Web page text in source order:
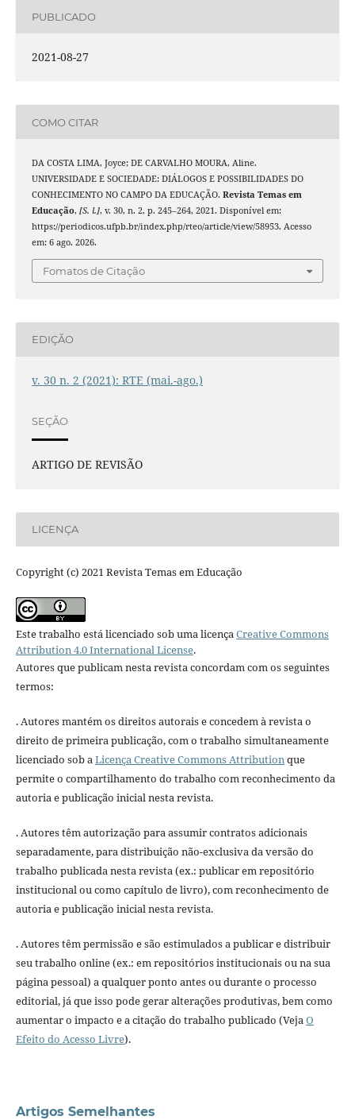
PUBLICADO
2021-08-27
COMO CITAR
DA COSTA LIMA, Joyce; DE CARVALHO MOURA, Aline.
UNIVERSIDADE E SOCIEDADE: DIÁLOGOS E POSSIBILIDADES DO
CONHECIMENTO NO CAMPO DA EDUCAÇÃO. Revista Temas em
Educação, [S. l.], v. 30, n. 2, p. 245–264, 2021. Disponível em:
https://periodicos.ufpb.br/index.php/rteo/article/view/58953. Acesso
em: 6 ago. 2026.
Fomatos de Citação
EDIÇÃO
v. 30 n. 2 (2021): RTE (mai.-ago.)
SEÇÃO
ARTIGO DE REVISÃO
LICENÇA
Copyright (c) 2021 Revista Temas em Educação
Este trabalho está licenciado sob uma licençaCreative Commons
Attribution 4.0 International License.
Autores que publicam nesta revista concordam com os seguintes
termos:
. Autores mantém os direitos autorais e concedem à revista o
direito de primeira publicação, com o trabalho simultaneamente
licenciado sob aLicença Creative Commons Attributionque
permite o compartilhamento do trabalho com reconhecimento da
autoria e publicação inicial nesta revista.
. Autores têm autorização para assumir contratos adicionais
separadamente, para distribuição não-exclusiva da versão do
trabalho publicada nesta revista (ex.: publicar em repositório
institucional ou como capítulo de livro), com reconhecimento de
autoria e publicação inicial nesta revista.
. Autores têm permissão e são estimulados a publicar e distribuir
seu trabalho online (ex.: em repositórios institucionais ou na sua
página pessoal) a qualquer ponto antes ou durante o processo
editorial, já que isso pode gerar alterações produtivas, bem como
aumentar o impacto e a citação do trabalho publicado (VejaO
Efeito do Acesso Livre).
Artigos Semelhantes